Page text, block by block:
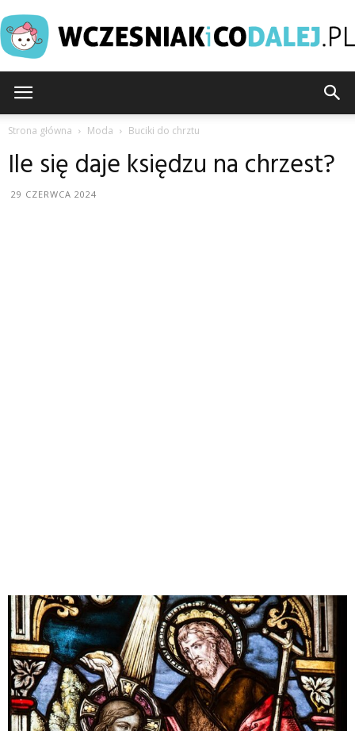
Strona główna Moda Buciki do chrztu
Ile się daje księdzu na chrzest?
29 CZERWCA 2024